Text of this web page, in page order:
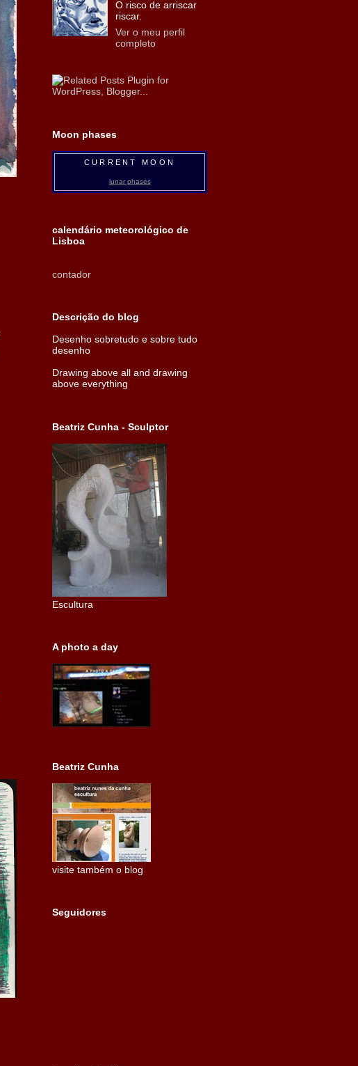
O risco de arriscar
riscar.
Ver o meu perfil
completo
Moon phases
CURRENT MOON
lunar phases
calendário meteorológico de
Lisboa
contador
Descrição do blog
Desenho sobretudo e sobre tudo
desenho
Drawing above all and drawing
above everything
Beatriz Cunha - Sculptor
Escultura
A photo a day
Beatriz Cunha
visite também o blog
Seguidores